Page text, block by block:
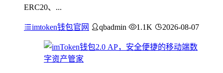
ERC20、...
imtoken钱包官网 qbadmin 1.1K 2026-08-07